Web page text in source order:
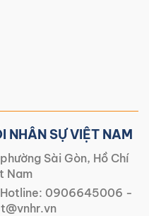
NHÂN SỰ VIỆT NAM
Sài Gòn, Hồ Chí
Nam
0906645006 -